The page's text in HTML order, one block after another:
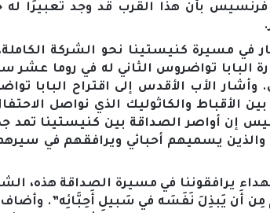
فرنسيس بأن هذا القرب قد وجد تعبيرًا له
في مسيرة كنيستينا نحو الشركة
البابا تواضروس الثاني له في روما عشر
الأب الأقدس إلى اقتراح البابا
الأقباط والكاثوليك الذي نواصل
إن أواصر الصداقة بين كنيستينا تمد
يسميهم أحبائي ويرافقهم في
يرافقوننا في مسيرة الصداقة هذه،
أَن يَبذِلَ نَفَسَه في سَبيلِ أَحِبَّائِه”. وأضاف